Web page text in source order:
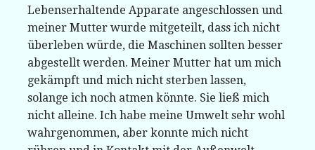
Lebenserhaltende Apparate angeschlossen und
meiner Mutter wurde mitgeteilt, dass ich nicht
überleben würde, die Maschinen sollten besser
abgestellt werden. Meiner Mutter hat um mich
gekämpft und mich nicht sterben lassen,
solange ich noch atmen könnte. Sie ließ mich
nicht alleine. Ich habe meine Umwelt sehr wohl
wahrgenommen, aber konnte mich nicht